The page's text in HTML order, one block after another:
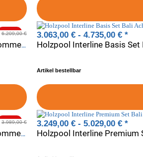
-20%
Holzpool Interline Premium Set Bali Achteck Oval - Becken, Folie, Filter, Leiter, Sommer- & Winterabdeckung und Premium Zubehör-Set
6.209,00 €
Holzpool Interline Basis Set
3.063,00 € - 4.735,00 € *
Artikel bestellbar
-20%
Holzpool Interline Deluxe Set Bali Achteck Rund - Becken, Folie, Filter, Leiter & Sommer- & Winterabdeckung
3.989,00 € 3.249,00 € - 5.029,00 € *